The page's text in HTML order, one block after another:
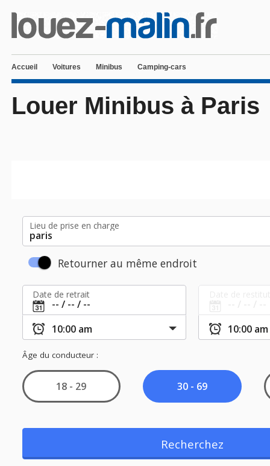
Accueil Voitures Minibus Camping-cars
Louer Minibus à Paris